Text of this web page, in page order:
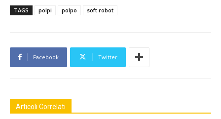
TAGS polpi polpo soft robot
Facebook Twitter
Articoli Correlati